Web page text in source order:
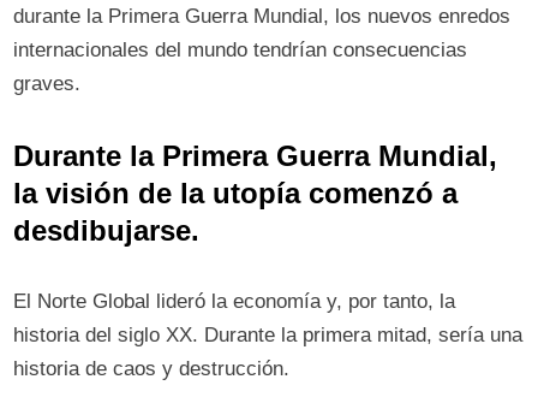
durante la Primera Guerra Mundial, los nuevos enredos
internacionales del mundo tendrían consecuencias
graves.
Durante la Primera Guerra Mundial,
la visión de la utopía comenzó a
desdibujarse.
El Norte Global lideró la economía y, por tanto, la
historia del siglo XX. Durante la primera mitad, sería una
historia de caos y destrucción.